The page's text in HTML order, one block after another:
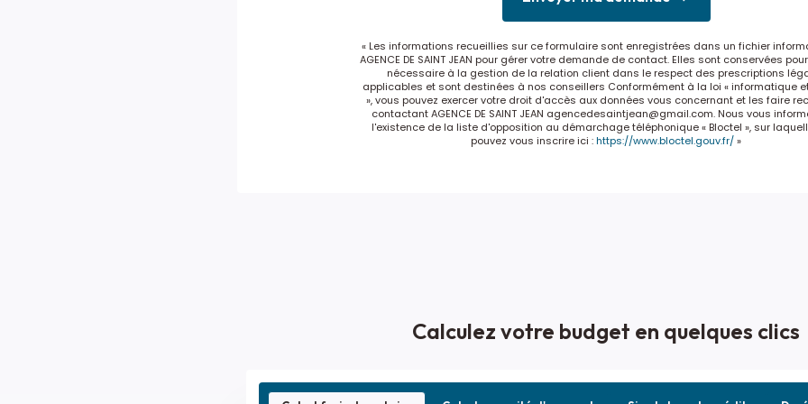
« Les informations recueillies sur ce formulaire sont enregistrées dans un fichier
AGENCE DE SAINT JEAN pour gérer votre demande de contact. Elles sont conservées
nécessaire à la gestion de la relation client dans le respect des prescriptions
applicables et sont destinées à nos conseillers Conformément à la loi « informatique
», vous pouvez exercer votre droit d'accès aux données vous concernant et les faire
contactant AGENCE DE SAINT JEAN agencedesaintjean@gmail.com. Nous vous
l'existence de la liste d'opposition au démarchage téléphonique « Bloctel », sur
pouvez vous inscrire ici :https://www.bloctel.gouv.fr/»
Calculez votre budget en quelques clics